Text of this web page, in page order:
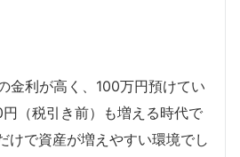
金利が高く、100万円預けてい
（税引き前）も増える時代で
けで資産が増えやすい環境でし